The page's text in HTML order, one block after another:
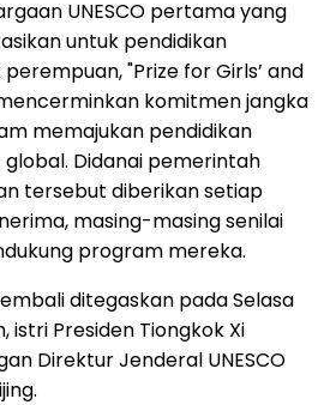
UNESCO pertama yang
untuk pendidikan
"Prize for Girls’ and
komitmen jangka
memajukan pendidikan
Didanai pemerintah
tersebut diberikan setiap
masing-masing senilai
program mereka.
ditegaskan pada Selasa
istri Presiden Tiongkok Xi
Direktur Jenderal UNESCO